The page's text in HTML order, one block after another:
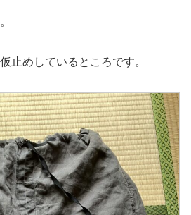
止めしているところです。